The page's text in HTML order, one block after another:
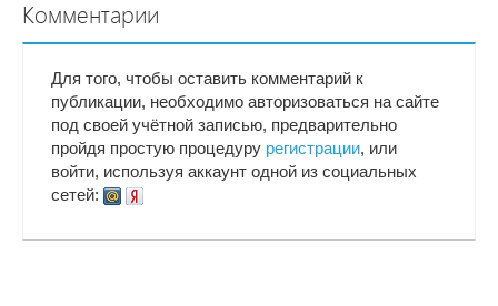
Комментарии
Для того, чтобы оставить комментарий к
публикации, необходимо авторизоваться на сайте
под своей учётной записью, предварительно
пройдя простую процедуру регистрации, или
войти, используя аккаунт одной из социальных
сетей: